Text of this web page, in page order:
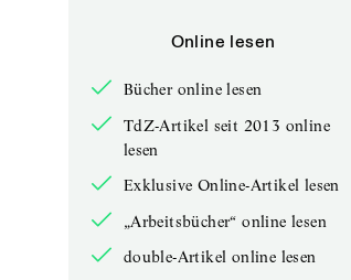
Online lesen
Bücher online lesen
TdZ-Artikel seit 2013 online
lesen
Exklusive Online-Artikel lesen
„Arbeitsbücher“ online lesen
double-Artikel online lesen